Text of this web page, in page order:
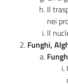
Il
nei
Il
Funghi,